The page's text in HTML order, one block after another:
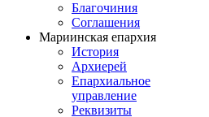
Благочиния
Соглашения
Мариинская епархия
История
Архиерей
Епархиальное
управление
Реквизиты